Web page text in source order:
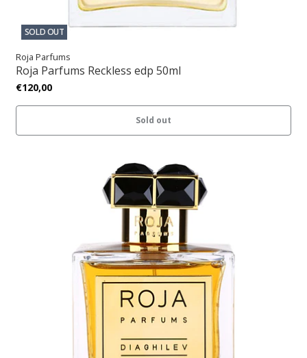
SOLD OUT
Roja Parfums
Roja Parfums Reckless edp 50ml
€120,00
Sold out